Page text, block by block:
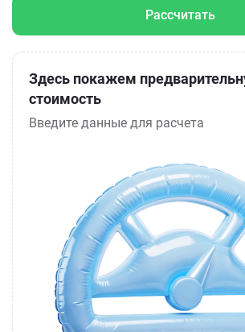
Рассчитать
Здесь покажем
стоимость
Введите данные для расчета